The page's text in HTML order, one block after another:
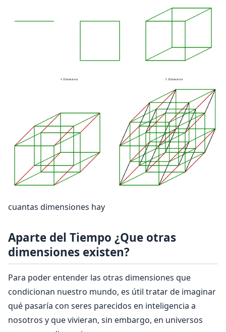
cuantas dimensiones hay
Aparte del Tiempo ¿Que otras
dimensiones existen?
Para poder entender las otras dimensiones que
condicionan nuestro mundo, es útil tratar de imaginar
qué pasaría con seres parecidos en inteligencia a
nosotros y que vivieran, sin embargo, en universos